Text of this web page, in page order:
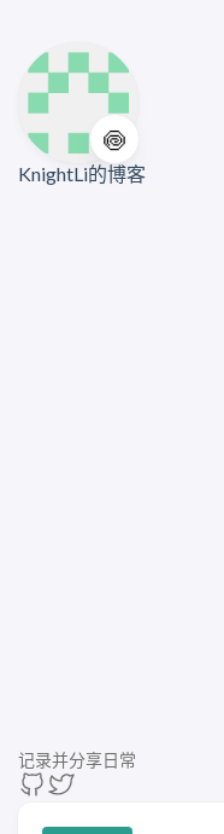
🍥
KnightLi的博客
记录并分享日常